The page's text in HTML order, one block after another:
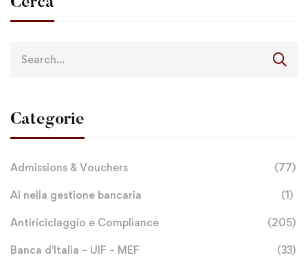
Categorie
Admissions & Vouchers (77)
AI nella gestione bancaria (1)
Antiriciclaggio e Compliance (205)
Banca d'Italia – UIF – MEF (33)